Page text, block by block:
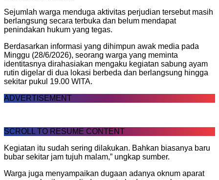
Sejumlah warga menduga aktivitas perjudian tersebut masih
berlangsung secara terbuka dan belum mendapat
penindakan hukum yang tegas.
Berdasarkan informasi yang dihimpun awak media pada
Minggu (28/6/2026), seorang warga yang meminta
identitasnya dirahasiakan mengaku kegiatan sabung ayam
rutin digelar di dua lokasi berbeda dan berlangsung hingga
sekitar pukul 19.00 WITA.
ADVERTISEMENT
SCROLL TO RESUME CONTENT
Kegiatan itu sudah sering dilakukan. Bahkan biasanya baru
bubar sekitar jam tujuh malam,” ungkap sumber.
Warga juga menyampaikan dugaan adanya oknum aparat